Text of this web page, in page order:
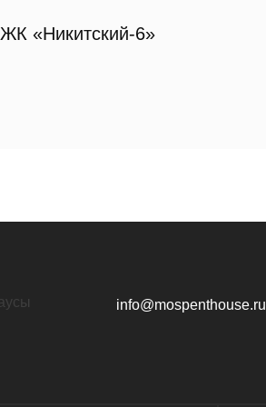
ЖК «Никитский-6»
info@mospenthouse.ru